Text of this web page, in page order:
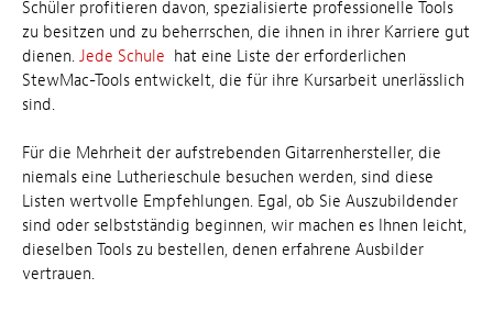
Schüler profitieren davon, spezialisierte professionelle Tools
zu besitzen und zu beherrschen, die ihnen in ihrer Karriere gut
dienen. Jede Schule hat eine Liste der erforderlichen
StewMac-Tools entwickelt, die für ihre Kursarbeit unerlässlich
sind.
Für die Mehrheit der aufstrebenden Gitarrenhersteller, die
niemals eine Lutherieschule besuchen werden, sind diese
Listen wertvolle Empfehlungen. Egal, ob Sie Auszubildender
sind oder selbstständig beginnen, wir machen es Ihnen leicht,
dieselben Tools zu bestellen, denen erfahrene Ausbilder
vertrauen.